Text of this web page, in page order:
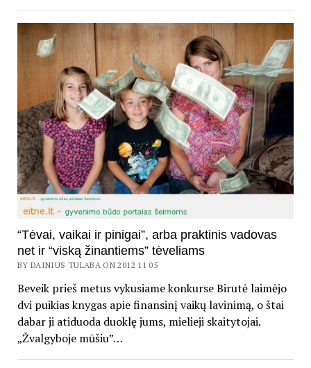
“Tėvai, vaikai ir pinigai”, arba praktinis vadovas
net ir “viską žinantiems” tėveliams
BY DAINIUS TULABA ON 2012 11 05
Beveik prieš metus vykusiame konkurse Birutė laimėjo
dvi puikias knygas apie finansinį vaikų lavinimą, o štai
dabar ji atiduoda duoklę jums, mielieji skaitytojai.
„Žvalgyboje mūšiu”…